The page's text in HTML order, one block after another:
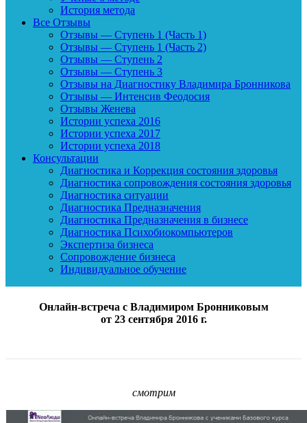
История метода
Все Отзывы
Отзывы — Ступень 1 (Часть 1)
Отзывы — Ступень 1 (Часть 2)
Отзывы — Ступень 2
Отзывы — Ступень 3
Отзывы на Диагностику Владимира Бронникова
Отзывы — Интенсив Феодосия
Отзывы Женева
Истории успеха 2016
Истории успеха 2017
Истории успеха 2018
Консультации
Диагностика и Коррекция состояния здоровья
Диагностика сопровождения состояния здоровья
Диагностика ситуации
Диагностика Предназначения
Диагностика Предназначения в бизнесе
Диагностика Психобиокомпьютеров
Экспертиза бизнеса
Сопровождение бизнеса
Индивидуальное обучение
Онлайн-встреча с Владимиром Бронниковым
от 23 сентября 2016 г.
смотрим